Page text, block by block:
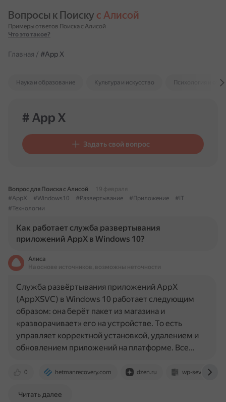
Вопросы к Поиску с Алисой
Примеры ответов Поиска с Алисой
Что это такое?
Главная / #App X
Наука и образование Культура и искусство Психология и
# App X
Задать свой вопрос
Вопрос для Поиска с Алисой
19 февраля
#AppX
#Windows10 #Развертывание #Приложение
#IT
#Технологии
Как работает служба развертывания
приложений AppX в Windows 10?
Алиса
На основе источников, возможны неточности
0 hetmanrecovery.com dzen.ru wp-seven.ru
Служба развёртывания приложений AppX
(AppXSVC) в Windows 10 работает следующим
образом: она берёт пакет из магазина и
«разворачивает» его на устройстве. То есть
управляет корректной установкой, удалением и
обновлением приложений на платформе. Все…
Читать далее